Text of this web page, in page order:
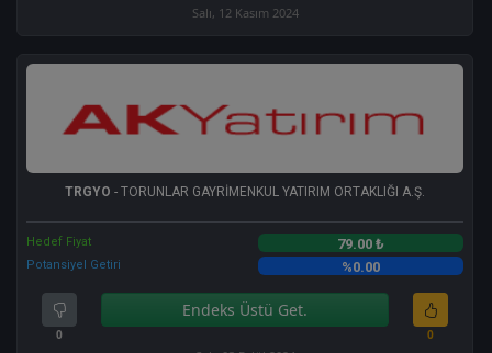
Salı, 12 Kasım 2024
TRGYO - TORUNLAR GAYRİMENKUL YATIRIM ORTAKLIĞI A.Ş.
Hedef Fiyat 79.00 ₺
Potansiyel Getiri %0.00
0
Endeks Üstü Get.
0